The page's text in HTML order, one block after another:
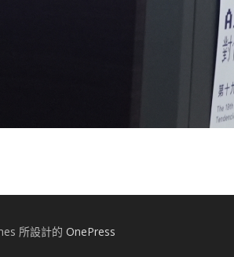
所設計的 OnePress